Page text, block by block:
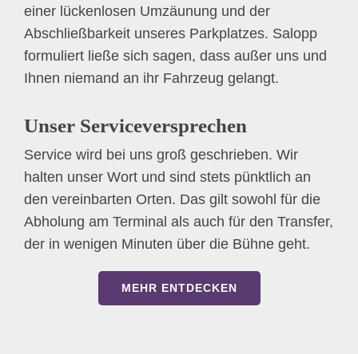
einer lückenlosen Umzäunung und der
Abschließbarkeit unseres Parkplatzes. Salopp
formuliert ließe sich sagen, dass außer uns und
Ihnen niemand an ihr Fahrzeug gelangt.
Unser Serviceversprechen
Service wird bei uns groß geschrieben. Wir
halten unser Wort und sind stets pünktlich an
den vereinbarten Orten. Das gilt sowohl für die
Abholung am Terminal als auch für den Transfer,
der in wenigen Minuten über die Bühne geht.
MEHR ENTDECKEN